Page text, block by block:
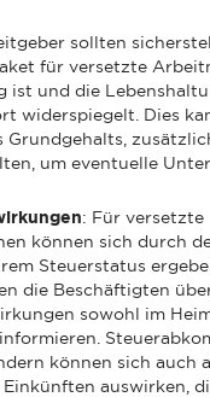
sollten
für versetzte
ist und die
widerspiegelt. Dies
Grundgehalts,
um eventuelle
: Für versetzte
können sich durch
Steuerstatus
die Beschäftigten
sowohl im
können sich auch
auswirken,